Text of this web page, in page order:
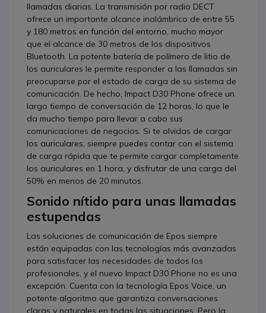
llamadas diarias. La transmisión por radio DECT
ofrece un importante alcance inalámbrico de entre 55
y 180 metros en función del entorno, mucho mayor
que el alcance de 30 metros de los dispositivos
Bluetooth. La potente batería de polímero de litio de
los auriculares le permite responder a las llamadas sin
preocuparse por el estado de carga de su sistema de
comunicación. De hecho, Impact D30 Phone ofrece un
largo tiempo de conversación de 12 horas, lo que le
da mucho tiempo para llevar a cabo sus
comunicaciones de negocios. Si te olvidas de cargar
los auriculares, siempre puedes contar con el sistema
de carga rápida que te permite cargar completamente
los auriculares en 1 hora, y disfrutar de una carga del
50% en menos de 20 minutos.
Sonido nítido para unas llamadas
estupendas
Las soluciones de comunicación de Epos siempre
están equipadas con las tecnologías más avanzadas
para satisfacer las necesidades de todos los
profesionales, y el nuevo Impact D30 Phone no es una
excepción. Cuenta con la tecnología Epos Voice, un
potente algoritmo que garantiza conversaciones
claras y naturales en todas las situaciones. Pero la